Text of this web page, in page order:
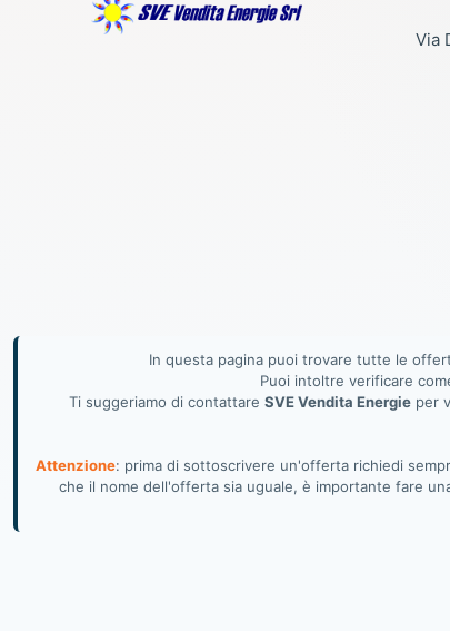
Via
In questa pagina puoi trovare tutte le
Puoi intoltre verificare
Ti suggeriamo di contattare SVE Vendita Energieper
Attenzione: prima di sottoscrivere un'offerta richiedi
che il nome dell'offerta sia uguale, è importante fare